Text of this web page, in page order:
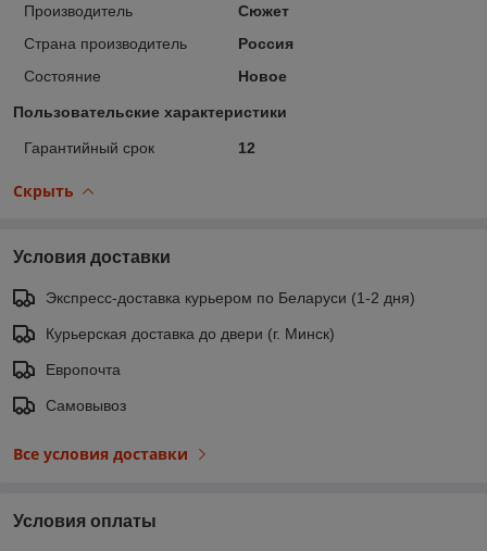
Производитель
Сюжет
Страна производитель
Россия
Состояние
Новое
Пользовательские характеристики
Гарантийный срок 12
Скрыть
Условия доставки
Экспресс-доставка курьером по Беларуси (1-2 дня)
Курьерская доставка до двери (г. Минск)
Европочта
Самовывоз
Все условия доставки
Условия оплаты